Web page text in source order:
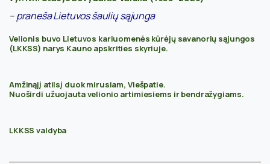
–praneša Lietuvos šaulių sąjunga
Velionis buvo Lietuvos kariuomenės kūrėjų savanorių sąjungos
(LKKSS) narys Kauno apskrities skyriuje.
Amžinąjį atilsį duok mirusiam, Viešpatie.
Nuoširdi užuojauta velionio artimiesiems ir bendražygiams.
LKKSS valdyba